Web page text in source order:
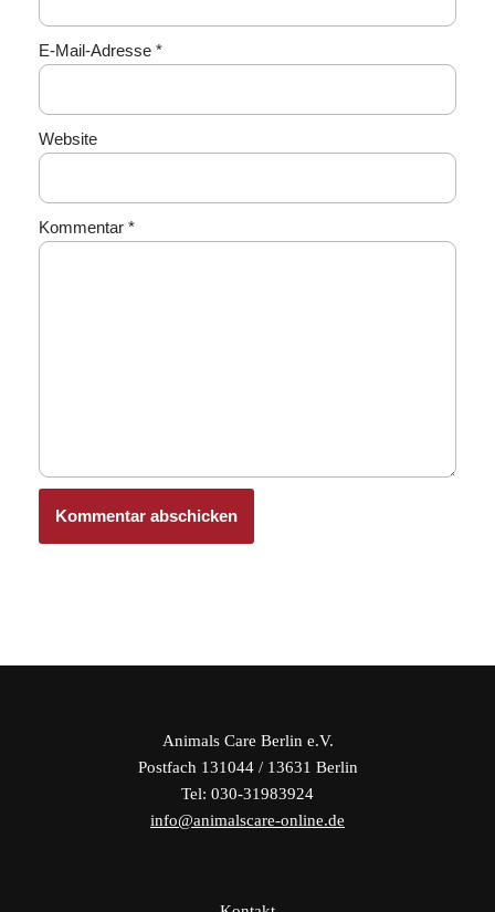
E-Mail-Adresse *
Website
Kommentar *
Animals Care Berlin e.V.
Postfach 131044 / 13631 Berlin
Tel: 030-31983924
info@animalscare-online.de